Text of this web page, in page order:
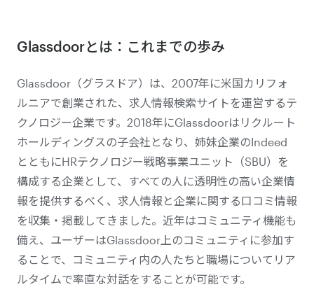
Glassdoorとは：これまでの歩み
Glassdoor（グラスドア）は、2007年に米国カリフォ
ルニアで創業された、求人情報検索サイトを運営するテ
クノロジー企業です。2018年にGlassdoorはリクルート
ホールディングスの子会社となり、姉妹企業のIndeed
とともにHRテクノロジー戦略事業ユニット（SBU）を
構成する企業として、すべての人に透明性の高い企業情
報を提供するべく、求人情報と企業に関する口コミ情報
を収集・掲載してきました。近年はコミュニティ機能も
備え、ユーザーはGlassdoor上のコミュニティに参加す
ることで、コミュニティ内の人たちと職場についてリア
ルタイムで率直な対話をすることが可能です。